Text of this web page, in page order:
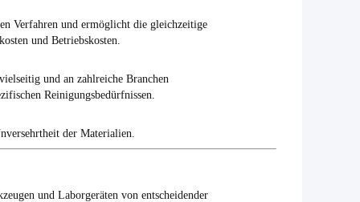
Verfahren und ermöglicht die gleichzeitige
und Betriebskosten.
und an zahlreiche Branchen
Reinigungsbedürfnissen.
der Materialien.
und Laborgeräten von entscheidender